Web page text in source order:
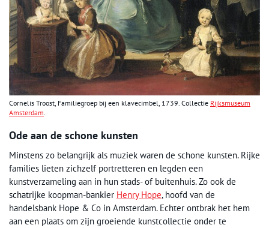
Cornelis Troost, Familiegroep bij een klavecimbel, 1739. Collectie Rijksmuseum
Amsterdam.
Ode aan de schone kunsten
Minstens zo belangrijk als muziek waren de schone kunsten. Rijke
families lieten zichzelf portretteren en legden een
kunstverzameling aan in hun stads- of buitenhuis. Zo ook de
schatrijke koopman-bankier Henry Hope, hoofd van de
handelsbank Hope & Co in Amsterdam. Echter ontbrak het hem
aan een plaats om zijn groeiende kunstcollectie onder te